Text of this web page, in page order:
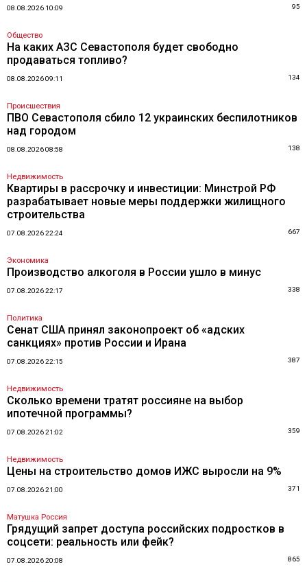
08.08.2026 10:09 95
Общество
На каких АЗС Севастополя будет свободно
продаваться топливо?
08.08.2026 09:11 134
Происшествия
ПВО Севастополя сбило 12 украинских беспилотников
над городом
08.08.2026 08:58 138
Недвижимость
Квартиры в рассрочку и инвестиции: Минстрой РФ
разрабатывает новые меры поддержки жилищного
строительства
07.08.2026 22:24 667
Экономика
Производство алкоголя в России ушло в минус
07.08.2026 22:17 338
Политика
Сенат США принял законопроект об «адских
санкциях» против России и Ирана
07.08.2026 22:15 387
Недвижимость
Сколько времени тратят россияне на выбор
ипотечной программы?
07.08.2026 21:02 359
Недвижимость
Цены на строительство домов ИЖС выросли на 9%
07.08.2026 21:00 371
Матушка Россия
Грядущий запрет доступа российских подростков в
соцсети: реальность или фейк?
07.08.2026 20:08 865